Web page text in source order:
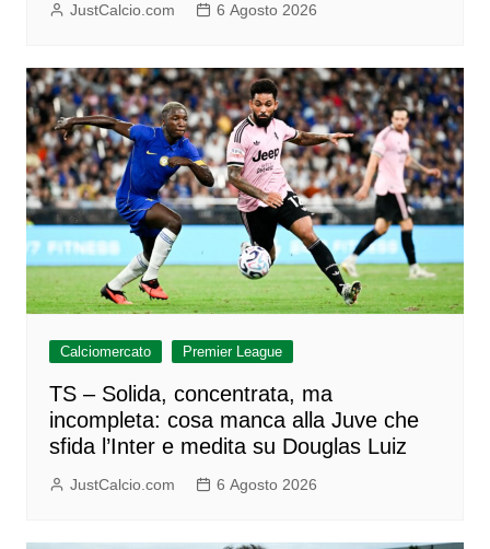
JustCalcio.com 6 Agosto 2026
Calciomercato Premier League
TS – Solida, concentrata, ma
incompleta: cosa manca alla Juve che
sfida l’Inter e medita su Douglas Luiz
JustCalcio.com 6 Agosto 2026